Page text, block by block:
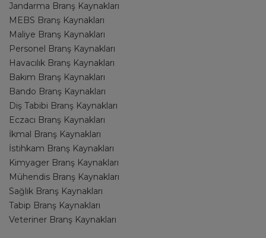
Jandarma Branş Kaynakları
MEBS Branş Kaynakları
Maliye Branş Kaynakları
Personel Branş Kaynakları
Havacılık Branş Kaynakları
Bakım Branş Kaynakları
Bando Branş Kaynakları
Diş Tabibi Branş Kaynakları
Eczacı Branş Kaynakları
İkmal Branş Kaynakları
İstihkam Branş Kaynakları
Kimyager Branş Kaynakları
Mühendis Branş Kaynakları
Sağlık Branş Kaynakları
Tabip Branş Kaynakları
Veteriner Branş Kaynakları